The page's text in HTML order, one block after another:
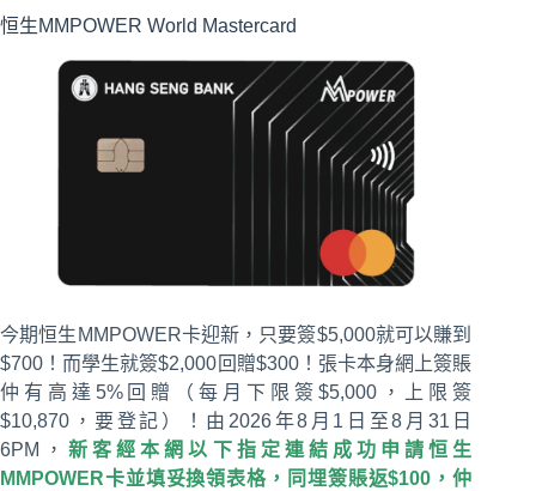
恒生MMPOWER World Mastercard
今期恒生MMPOWER卡迎新，只要簽$5,000就可以賺到
$700！而學生就簽$2,000回贈$300！張卡本身網上簽賬
仲有高達5%回贈（每月下限簽$5,000，上限簽
$10,870，要登記）！由2026年8月1日至8月31日
6PM，新客經本網以下指定連結成功申請恒生
MMPOWER卡並填妥換領表格，同埋簽賬返$100，仲